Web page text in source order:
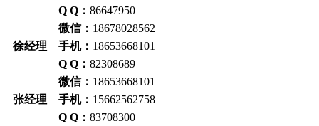
Q Q： 86647950
微信： 18678028562
徐经理 手机： 18653668101
Q Q： 82308689
微信： 18653668101
张经理 手机： 15662562758
Q Q： 83708300